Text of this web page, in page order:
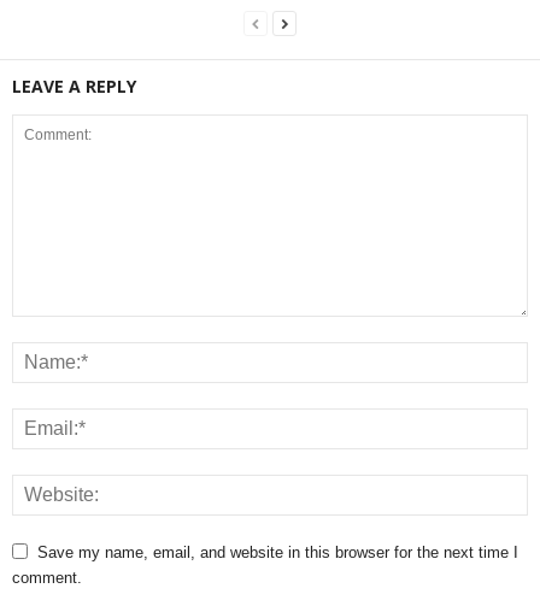
LEAVE A REPLY
Save my name, email, and website in this browser for the next time I
comment.